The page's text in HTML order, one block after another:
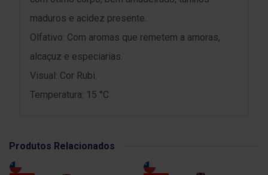
maduros e acidez presente.
Olfativo: Com aromas que remetem a amoras,
alcaçuz e especiarias.
Visual: Cor Rubi.
Temperatura: 15 °C
Produtos Relacionados